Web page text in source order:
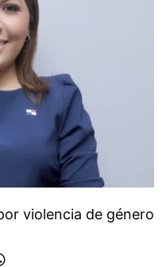
violencia de género